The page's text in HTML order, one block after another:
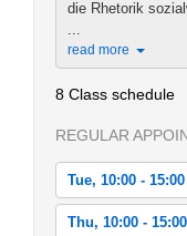
die Rhetorik
...
read more
8 Class schedule
REGULAR
Tue, 10:00 - 15:00
Tue, 2021-02-23
Thu, 10:00 - 15:00